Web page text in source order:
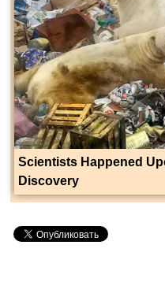
Scientists Happened
Discovery